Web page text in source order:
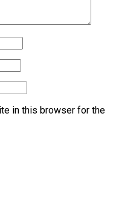
in this browser for the